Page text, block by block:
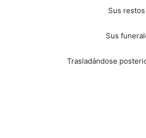
Sus
Sus
Trasladándose